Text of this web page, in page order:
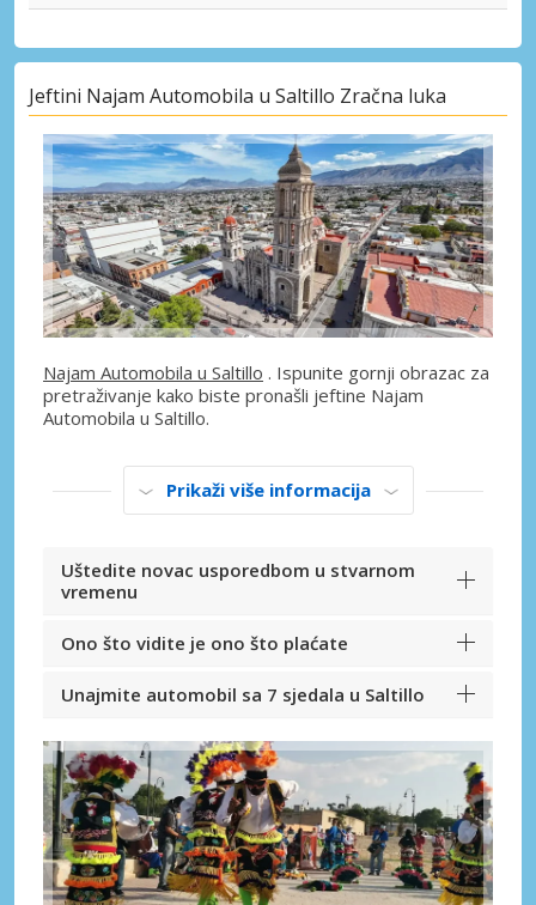
Jeftini Najam Automobila u Saltillo Zračna luka
Najam Automobila u Saltillo . Ispunite gornji obrazac za
pretraživanje kako biste pronašli jeftine Najam
Automobila u Saltillo.
Prikaži više informacija
Uštedite novac usporedbom u stvarnom
vremenu
Ono što vidite je ono što plaćate
Unajmite automobil sa 7 sjedala u Saltillo